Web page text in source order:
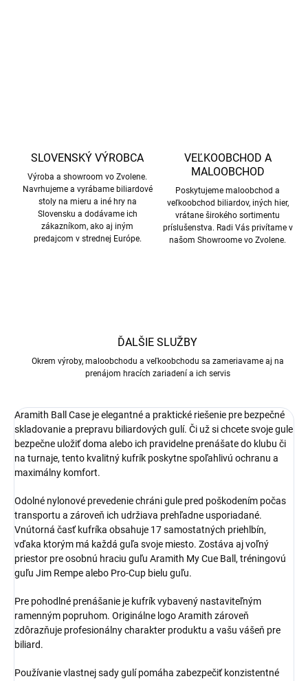
SLOVENSKÝ VÝROBCA
Výroba a showroom vo Zvolene.
Navrhujeme a vyrábame biliardové
stoly na mieru a iné hry na
Slovensku a dodávame ich
zákazníkom, ako aj iným
predajcom v strednej Európe.
VEĽKOOBCHOD A
MALOOBCHOD
Poskytujeme maloobchod a
veľkoobchod biliardov, iných hier,
vrátane širokého sortimentu
príslušenstva. Radi Vás privítame v
našom Showroome vo Zvolene.
ĎALŠIE SLUŽBY
Okrem výroby, maloobchodu a veľkoobchodu sa zameriavame aj na
prenájom hracích zariadení a ich servis
Aramith Ball Case je elegantné a praktické riešenie pre bezpečné
skladovanie a prepravu biliardových gulí. Či už si chcete svoje gule
bezpečne uložiť doma alebo ich pravidelne prenášate do klubu či
na turnaje, tento kvalitný kufrík poskytne spoľahlivú ochranu a
maximálny komfort.
Odolné nylonové prevedenie chráni gule pred poškodením počas
transportu a zároveň ich udržiava prehľadne usporiadané.
Vnútorná časť kufríka obsahuje 17 samostatných priehlbín,
vďaka ktorým má každá guľa svoje miesto. Zostáva aj voľný
priestor pre osobnú hraciu guľu Aramith My Cue Ball, tréningovú
guľu Jim Rempe alebo Pro-Cup bielu guľu.
Pre pohodlné prenášanie je kufrík vybavený nastaviteľným
ramenným popruhom. Originálne logo Aramith zároveň
zdôrazňuje profesionálny charakter produktu a vašu vášeň pre
biliard.
Používanie vlastnej sady gulí pomáha zabezpečiť konzistentné